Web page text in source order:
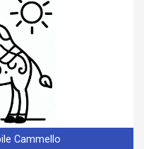
Cammello